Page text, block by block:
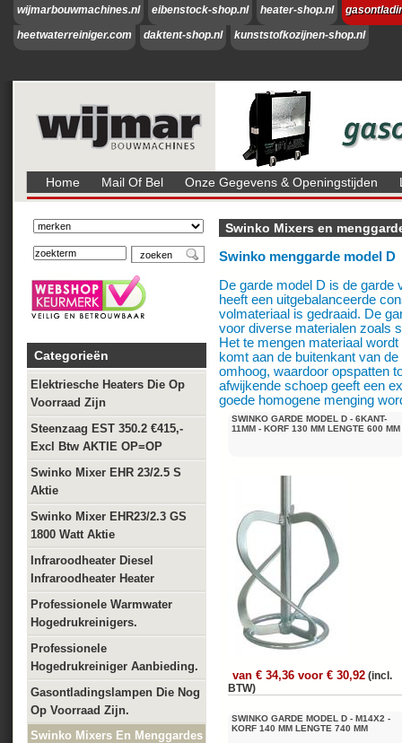
wijmarbouwmachines.nl eibenstock-shop.nl heater-shop.nl
heetwaterreiniger.com
daktent-shop.nl kunststofkozijnen-shop.nl
Home Mail Of Bel Onze Gegevens & Openingstijden
Categorieën
Elektriesche Heaters Die Op
Voorraad Zijn
Steenzaag EST 350.2 €415,-
Excl Btw AKTIE OP=OP
Swinko Mixer EHR 23/2.5 S
Aktie
Swinko Mixer EHR23/2.3 GS
1800 Watt Aktie
Infraroodheater Diesel
Infraroodheater Heater
Professionele Warmwater
Hogedrukreinigers.
Professionele
Hogedrukreiniger Aanbieding.
Gasontladingslampen Die Nog
Op Voorraad Zijn.
Swinko Mixers En Menggardes
Swinko Mixers en
Swinko menggarde model D
De garde model D is de garde
heeft een uitgebalanceerde
volmateriaal is gedraaid. De
voor diverse materialen zoals
Het te mengen materiaal
komt aan de buitenkant van
omhoog, waardoor opspatten
afwijkende schoep geeft een
goede homogene menging
SWINKO GARDE MODEL D - 6KANT-
11MM - KORF 130 MM LENGTE 600 MM
van € 34,36 voor € 30,92 (incl.
BTW)
SWINKO GARDE MODEL D - M14X2 -
KORF 140 MM LENGTE 740 MM